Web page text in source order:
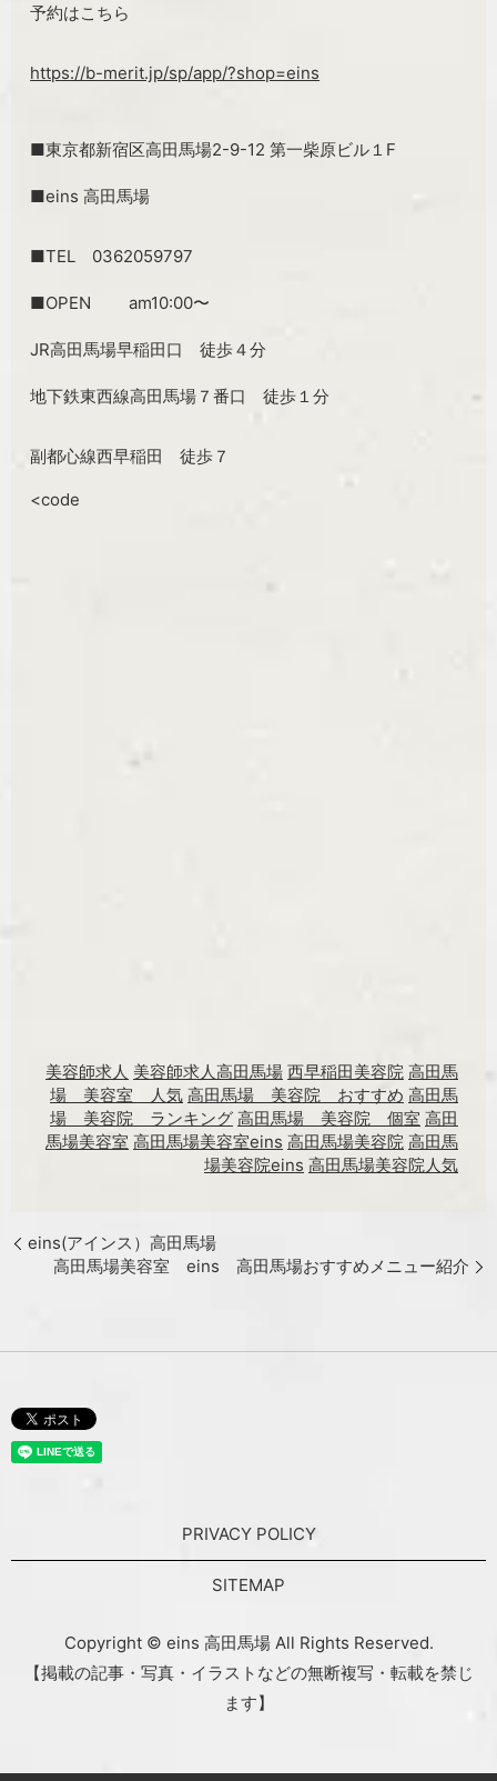
予約はこちら
https://b-merit.jp/sp/app/?shop=eins
■東京都新宿区高田馬場2-9-12 第一柴原ビル１F
■eins 高田馬場
■TEL 0362059797
■OPEN am10:00〜
JR高田馬場早稲田口 徒歩４分
地下鉄東西線高田馬場７番口 徒歩１分
副都心線西早稲田 徒歩７
<code
美容師求人 美容師求人高田馬場 西早稲田美容院 高田馬
場 美容室 人気 高田馬場 美容院 おすすめ 高田馬
場 美容院 ランキング 高田馬場 美容院 個室 高田
馬場美容室 高田馬場美容室eins 高田馬場美容院 高田馬
場美容院eins 高田馬場美容院人気
eins(アインス）高田馬場
高田馬場美容室 eins 高田馬場おすすめメニュー紹介
PRIVACY POLICY
SITEMAP
Copyright © eins 高田馬場 All Rights Reserved.
【掲載の記事・写真・イラストなどの無断複写・転載を禁じ
ます】